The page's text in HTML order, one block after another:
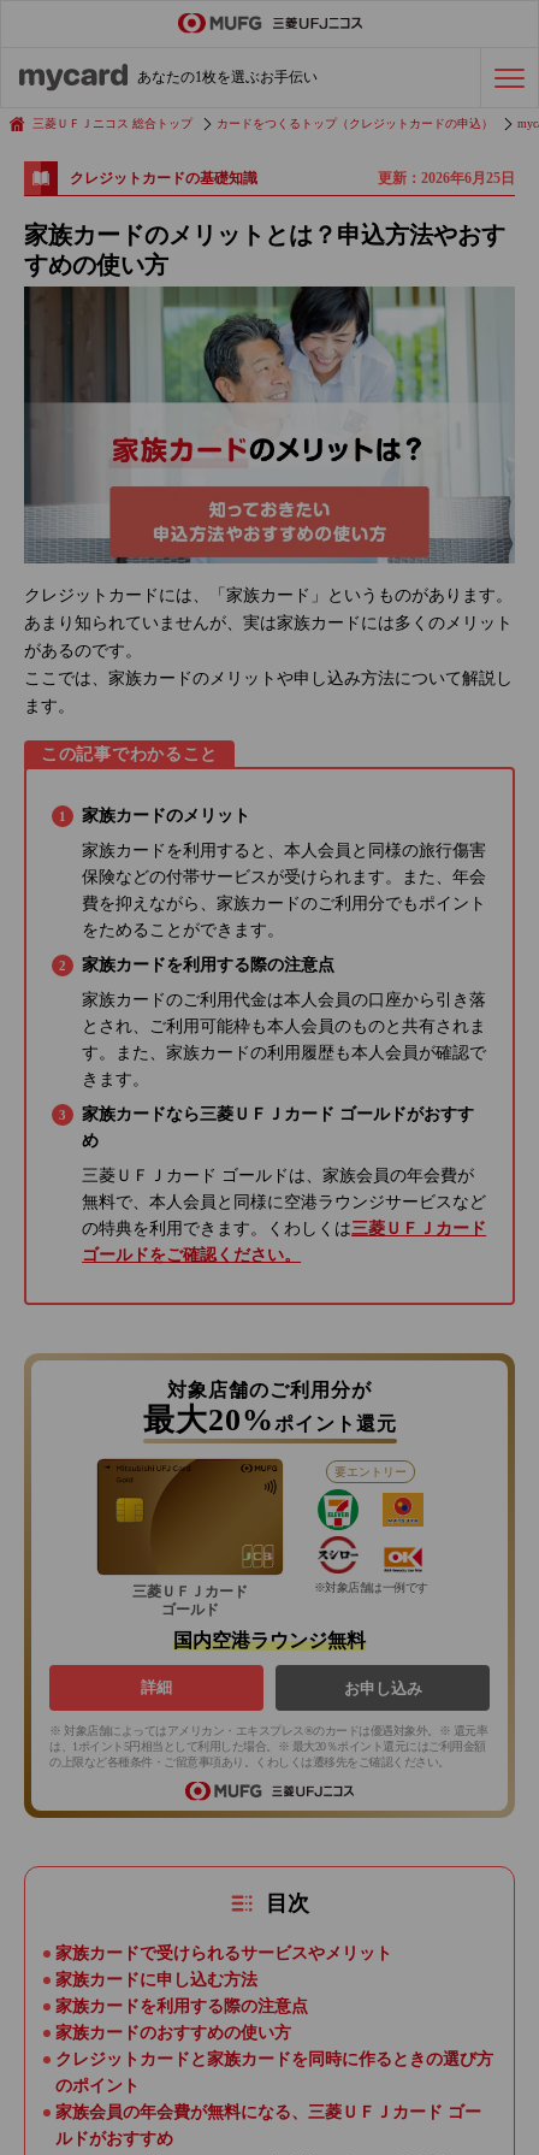
あなたの1枚を選ぶお手伝い
会社経費の支払い 効率化術
三菱ＵＦＪニコス 総合トップ カードをつくるトップ（クレジットカードの申込）
クレジットカードの基礎知識 更新：2026年6月25日
家族カードのメリットとは？申込方法やおす
すめの使い方
クレジットカードには、「家族カード」というものがあります。
あまり知られていませんが、実は家族カードには多くのメリット
があるのです。
ここでは、家族カードのメリットや申し込み方法について解説し
ます。
この記事でわかること
家族カードのメリット
家族カードを利用すると、本人会員と同様の旅行傷害
保険などの付帯サービスが受けられます。また、年会
費を抑えながら、家族カードのご利用分でもポイント
をためることができます。
家族カードを利用する際の注意点
家族カードのご利用代金は本人会員の口座から引き落
とされ、ご利用可能枠も本人会員のものと共有されま
す。また、家族カードの利用履歴も本人会員が確認で
きます。
家族カードなら三菱ＵＦＪカード ゴールドがおすす
め
三菱ＵＦＪカード ゴールドは、家族会員の年会費が
無料で、本人会員と同様に空港ラウンジサービスなど
の特典を利用できます。くわしくは三菱ＵＦＪカード
ゴールドをご確認ください。
対象店舗のご利用分が
最大20% ポイント還元
三菱ＵＦＪカード
ゴールド
要エントリー
※対象店舗は一例です
国内空港ラウンジ無料
詳細 お申し込み
※ 対象店舗によってはアメリカン・エキスプレス®のカードは優遇対象外。※ 還元率
は、1ポイント5円相当として利用した場合。※ 最大20％ポイント還元にはご利用金額
の上限など各種条件・ご留意事項あり。くわしくは遷移先をご確認ください。
目次
家族カードで受けられるサービスやメリット
家族カードに申し込む方法
家族カードを利用する際の注意点
家族カードのおすすめの使い方
クレジットカードと家族カードを同時に作るときの選び方
のポイント
家族会員の年会費が無料になる、三菱ＵＦＪカード ゴー
ルドがおすすめ